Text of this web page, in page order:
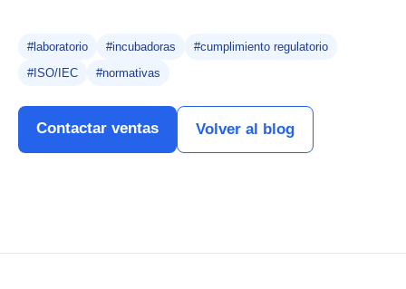
#laboratorio #incubadoras
#cumplimiento regulatorio
#ISO/IEC
#normativas
Contactar ventas Volver al blog